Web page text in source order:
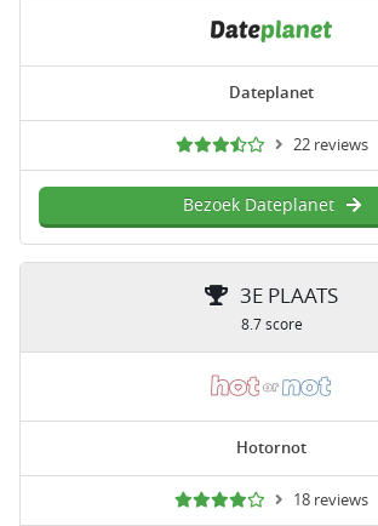
Dateplanet
22 reviews
Bezoek Dateplanet
3E PLAATS
8.7 score
Hotornot
18 reviews